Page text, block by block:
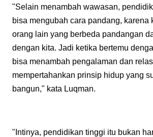
"Selain menambah wawasan,
bisa mengubah cara pandang, karena
orang lain yang berbeda pandangan
dengan kita. Jadi ketika bertemu
bisa menambah pengalaman dan
mempertahankan prinsip hidup yang
bangun," kata Luqman.
"Intinya, pendidikan tinggi itu bukan